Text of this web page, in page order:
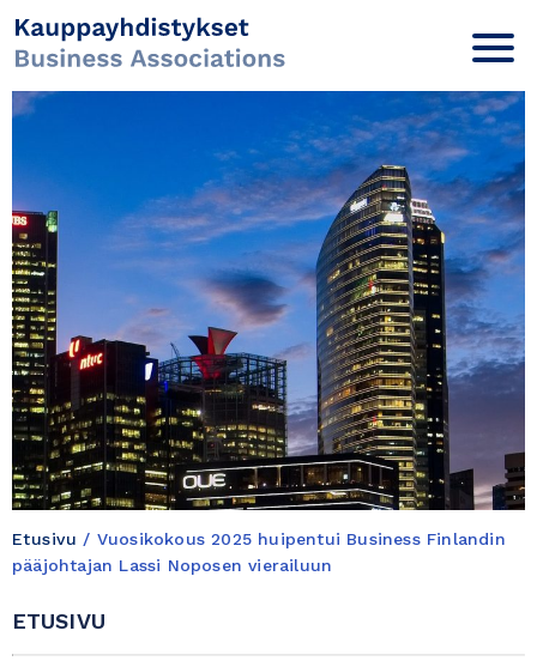
Etusivu / Vuosikokous 2025 huipentui Business Finlandin
pääjohtajan Lassi Noposen vierailuun
ETUSIVU